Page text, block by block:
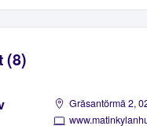
(8)
Gräsantörmä 2,